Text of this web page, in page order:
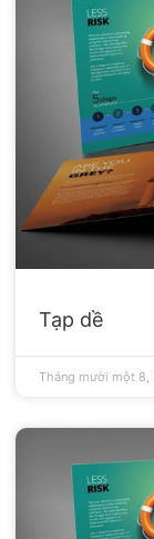
Tạp dề
Tháng mười một 8,